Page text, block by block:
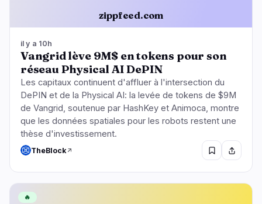
zippfeed.com
il y a 10h
Vangrid lève 9M$ en tokens pour son
réseau Physical AI DePIN
Les capitaux continuent d'affluer à l'intersection du
DePIN et de la Physical AI: la levée de tokens de $9M
de Vangrid, soutenue par HashKey et Animoca, montre
que les données spatiales pour les robots restent une
thèse d'investissement.
TheBlock
🔥